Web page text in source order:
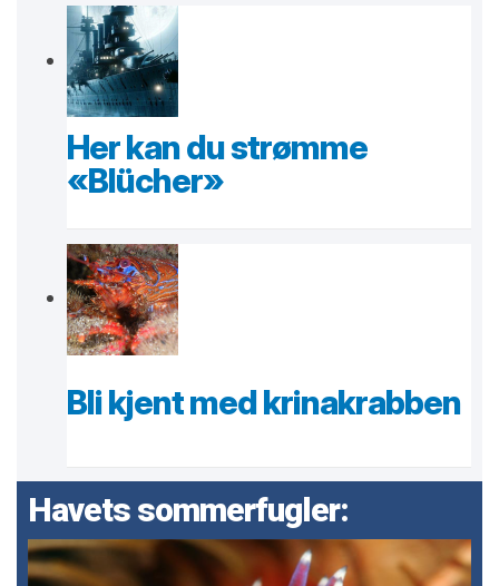
Her kan du strømme
«Blücher»
Bli kjent med krinakrabben
Havets sommerfugler: